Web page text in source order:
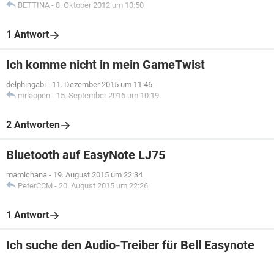
BETTINA - 8. Oktober 2012 um 10:50
1 Antwort
Ich komme nicht in mein GameTwist
delphingabi - 11. Dezember 2015 um 11:46
mrlappen - 15. September 2016 um 10:19
2 Antworten
Bluetooth auf EasyNote LJ75
mamichana - 19. August 2015 um 22:34
PeterCCM - 20. August 2015 um 22:26
1 Antwort
Ich suche den Audio-Treiber für Bell Easynote